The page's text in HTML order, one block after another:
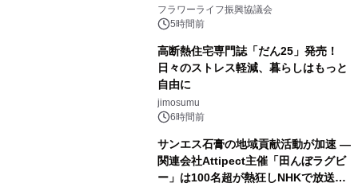
山・射水で開催
フラワーライフ振興協議会
5時間前
高断熱住宅専門誌「だん25」発売！
日々のストレス軽減、暮らしはもっと
自由に
jimosumu
6時間前
サンエス石膏の地域貢献活動が加速 ―
関連会社Attipect主催「田んぼラグビ
ー」は100名超が熱狂しNHKで放送さ